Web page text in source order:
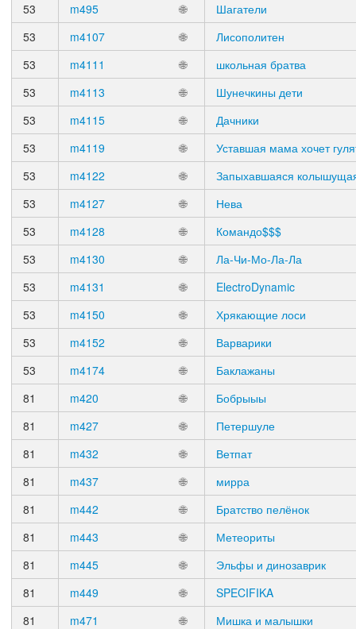
53 m495 🌐
Шагатели
53
m4107 🌐
Лисополитен
53
m4111 🌐
школьная братва
53
m4113 🌐
Шунечкины дети
53
m4115 🌐
Дачники
53
m4119 🌐
Уставшая мама хочет
53
m4122 🌐
Запыхавшаяся
53
m4127 🌐
Нева
53
m4128 🌐
Командо$$$
53
m4130 🌐
Ла-Чи-Мо-Ла-Ла
53
m4131 🌐
ElectroDynamic
53
m4150 🌐
Хрякающие лоси
53
m4152 🌐
Варварики
53
m4174 🌐
Баклажаны
81
m420 🌐
Бобрыыы
81
m427 🌐
Петершуле
81
m432 🌐
Ветпат
81
m437 🌐
мирра
81
m442 🌐
Братство пелёнок
81
m443 🌐
Метеориты
81
m445 🌐
Эльфы и динозаврик
81
m449 🌐
SPECIFIKA
81
m471 🌐
Мишка и малышки